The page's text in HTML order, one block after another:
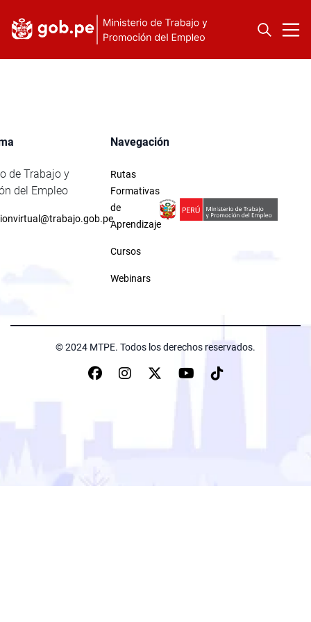
de Trabajo y
del Empleo
Navegación
Rutas
Formativas
de
Aprendizaje
Cursos
Webinars
© 2024 MTPE. Todos los derechos reservados.